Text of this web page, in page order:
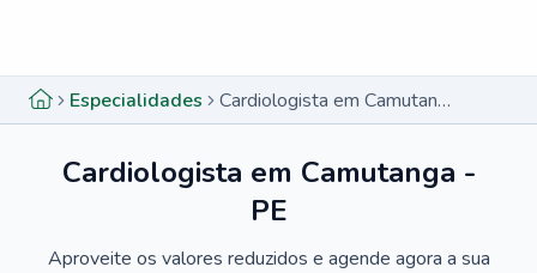
Especialidades Cardiologista em Camutanga - PE
Cardiologista em Camutanga -
PE
Aproveite os valores reduzidos e agende agora a sua